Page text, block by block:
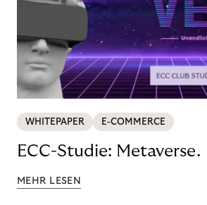
WHITEPAPER E-COMMERCE
ECC-Studie: Metaverse.
MEHR LESEN